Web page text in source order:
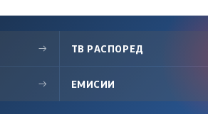
→ ТВ РАСПОРЕД
→ ЕМИСИИ